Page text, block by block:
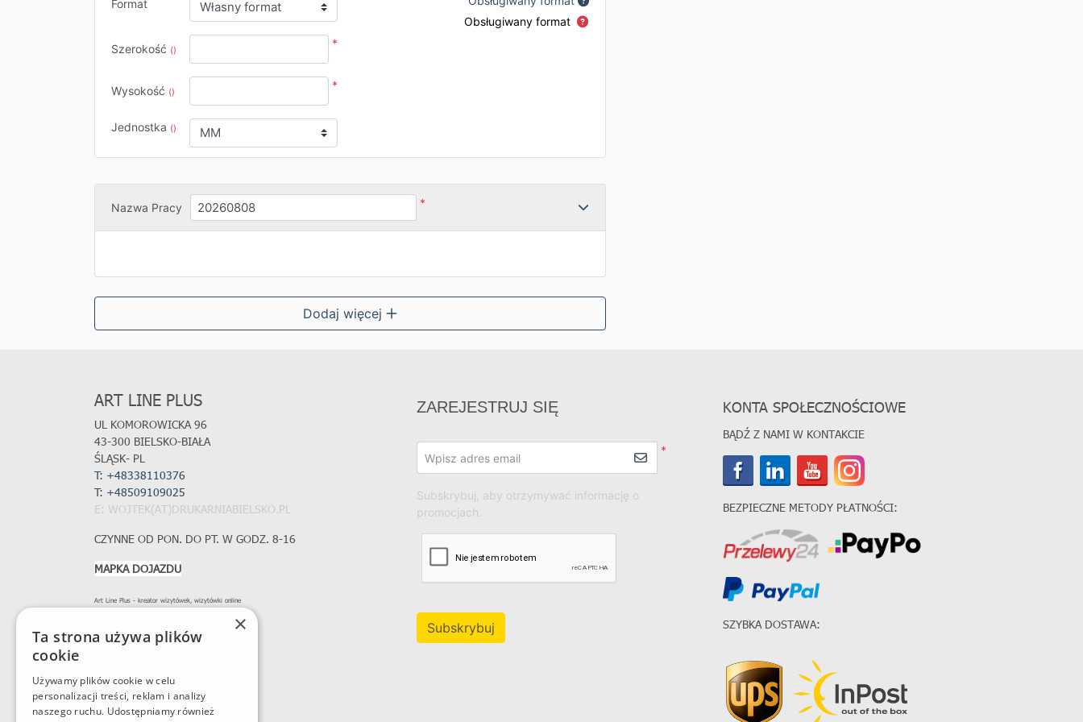
Format
Szerokość ()
*
Wysokość ()
*
Jednostka ()
Obsługiwany format
Nazwa Pracy *
Dodaj więcej
ART LINE PLUS
UL KOMOROWICKA 96
43-300 BIELSKO-BIAŁA
ŚLĄSK- PL
T: +48338110376
T: +48509109025
E: WOJTEK(AT)DRUKARNIABIELSKO.PL
CZYNNE OD PON. DO PT. W GODZ. 8-16
MAPKA DOJAZDU
Art Line Plus - kreator wizytówek, wizytówki online
ZAREJESTRUJ SIĘ
*
Wpisz adres email
Subskrybuj, aby otrzymywać informację o
promocjach.
Subskrybuj
KONTA SPOŁECZNOŚCIOWE
BĄDŹ Z NAMI W KONTAKCIE
BEZPIECZNE METODY PŁATNOŚCI:
SZYBKA DOSTAWA:
×
Ta strona używa plików
cookie
Używamy plików cookie w celu
personalizacji treści, reklam i analizy
naszego ruchu. Udostępniamy również